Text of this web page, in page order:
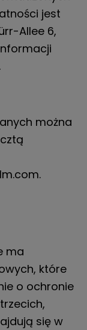
jest
Allee 6,
można
ma
które
o ochronie
się w